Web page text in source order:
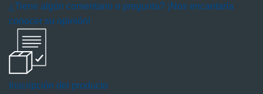
¿Tiene algún comentario o pregunta? ¡Nos encantaría
conocer su opinión!
Inscripción del producto